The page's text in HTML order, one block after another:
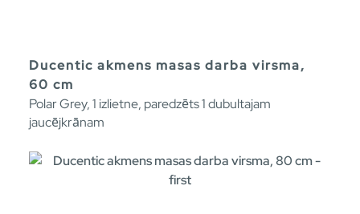
Ducentic akmens masas darba virsma,
60 cm
Polar Grey, 1 izlietne, paredzēts 1 dubultajam
jaucējkrānam